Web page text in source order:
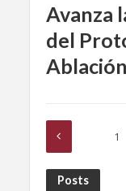
Avanza
del
1
Posts